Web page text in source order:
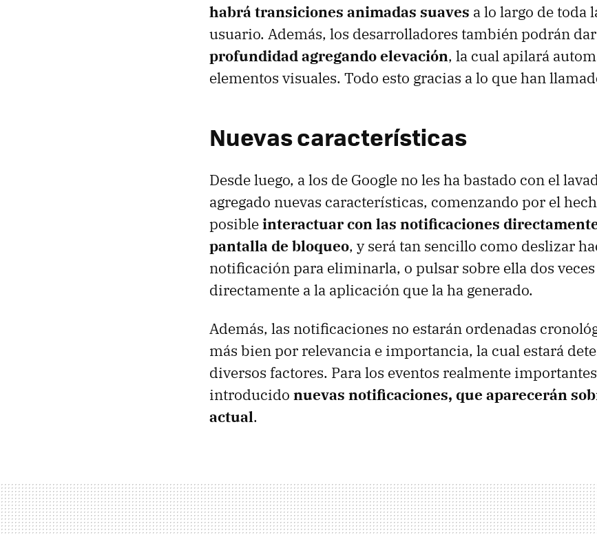
habrá transiciones animadas suaves a lo largo de toda
usuario. Además, los desarrolladores también podrán
profundidad agregando elevación, la cual apilará
elementos visuales. Todo esto gracias a lo que han
Nuevas características
Desde luego, a los de Google no les ha bastado con el
agregado nuevas características, comenzando por el
posibleinteractuar con las notificaciones
pantalla de bloqueo, y será tan sencillo como deslizar
notificación para eliminarla, o pulsar sobre ella dos
directamente a la aplicación que la ha generado.
Además, las notificaciones no estarán ordenadas
más bien por relevancia e importancia, la cual estará
diversos factores. Para los eventos realmente
introducido nuevas notificaciones, que aparecerán
actual.